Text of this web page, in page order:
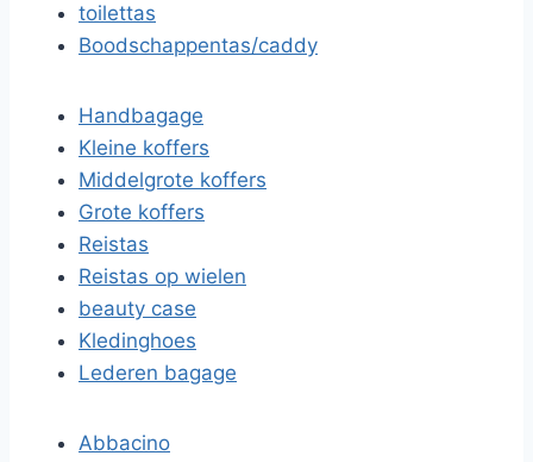
toilettas
Boodschappentas/caddy
Handbagage
Kleine koffers
Middelgrote koffers
Grote koffers
Reistas
Reistas op wielen
beauty case
Kledinghoes
Lederen bagage
Abbacino